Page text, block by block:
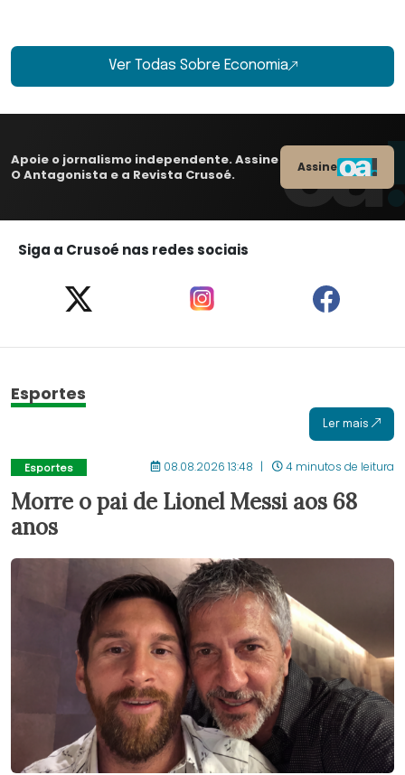
Ver Todas Sobre Economia
Apoie o jornalismo independente. Assine
O Antagonista e a Revista Crusoé.
Assine
Siga a Crusoé nas redes sociais
Esportes
Ler mais
Esportes 08.08.2026 13:48 4 minutos de leitura
Morre o pai de Lionel Messi aos 68
anos